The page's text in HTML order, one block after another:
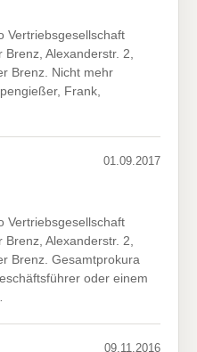
Vertriebsgesellschaft
Alexanderstr. 2,
Brenz. Nicht mehr
Frank,
01.09.2017
Vertriebsgesellschaft
Alexanderstr. 2,
Brenz. Gesamtprokura
oder einem
09.11.2016